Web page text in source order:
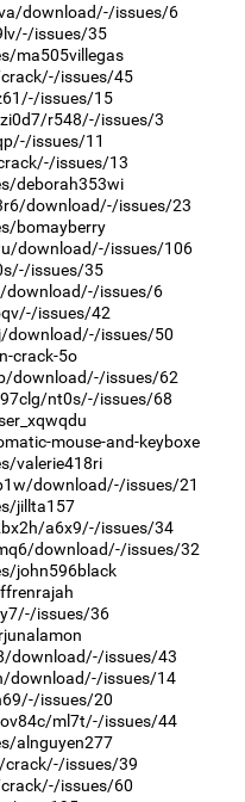
download/-/issues/6
issues/35
ma505villegas
issues/45
issues/15
r548/-/issues/3
issues/11
issues/13
deborah353wi
download/-/issues/23
bomayberry
download/-/issues/106
issues/35
download/-/issues/6
issues/42
download/-/issues/50
crack-5o
download/-/issues/62
nt0s/-/issues/68
mouse-and-keyboxe
valerie418ri
download/-/issues/21
jillta157
a6x9/-/issues/34
download/-/issues/32
john596black
issues/36
download/-/issues/43
download/-/issues/14
issues/20
ml7t/-/issues/44
alnguyen277
issues/39
issues/60